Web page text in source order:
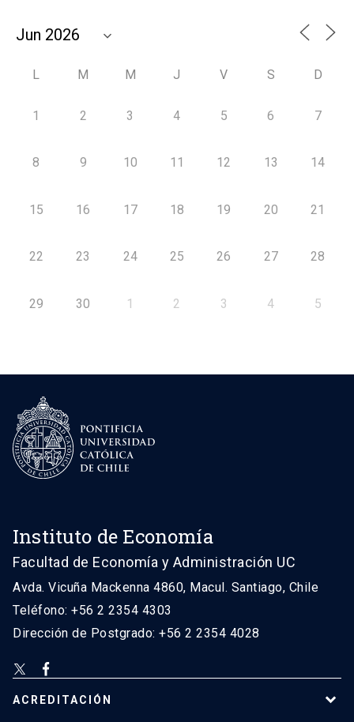
L M M J V S D
1 2 3 4 5 6 7
8 9 10 11 12 13 14
15 16 17 18 19 20 21
22 23 24 25 26 27 28
29 30 1 2 3 4 5
Instituto de Economía
Facultad de Economía y Administración UC
Avda. Vicuña Mackenna 4860, Macul. Santiago, Chile
Teléfono: +56 2 2354 4303
Dirección de Postgrado: +56 2 2354 4028
ACREDITACIÓN